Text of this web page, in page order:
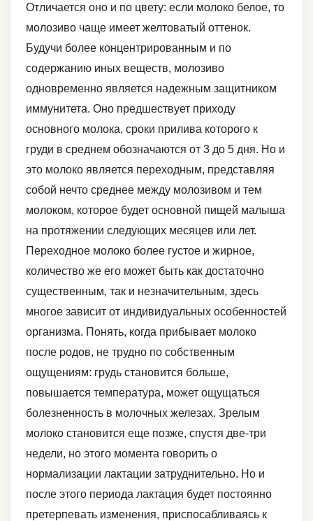
Отличается оно и по цвету: если молоко белое, то
молозиво чаще имеет желтоватый оттенок.
Будучи более концентрированным и по
содержанию иных веществ, молозиво
одновременно является надежным защитником
иммунитета. Оно предшествует приходу
основного молока, сроки прилива которого к
груди в среднем обозначаются от 3 до 5 дня. Но и
это молоко является переходным, представляя
собой нечто среднее между молозивом и тем
молоком, которое будет основной пищей малыша
на протяжении следующих месяцев или лет.
Переходное молоко более густое и жирное,
количество же его может быть как достаточно
существенным, так и незначительным, здесь
многое зависит от индивидуальных особенностей
организма. Понять, когда прибывает молоко
после родов, не трудно по собственным
ощущениям: грудь становится больше,
повышается температура, может ощущаться
болезненность в молочных железах. Зрелым
молоко становится еще позже, спустя две-три
недели, но этого момента говорить о
нормализации лактации затруднительно. Но и
после этого периода лактация будет постоянно
претерпевать изменения, приспосабливаясь к